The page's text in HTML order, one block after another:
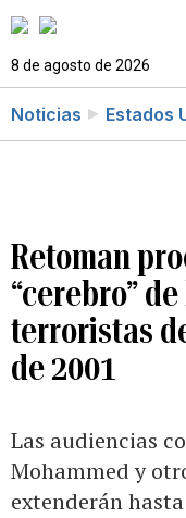
8 de agosto de 2026
Noticias Estados
Retoman
“cerebro”
terroristas
de 2001
Las audiencias
Mohammed y
extenderán